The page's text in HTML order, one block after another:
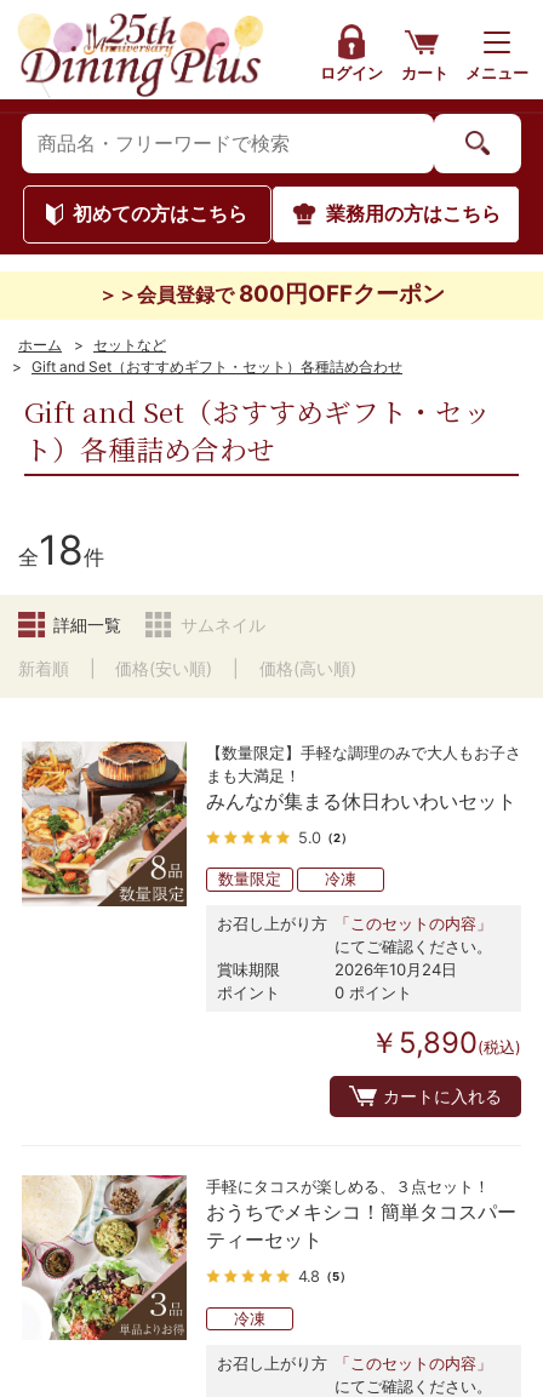
ログイン カート メニュー
初めての方はこちら 業務用の方はこちら
＞＞会員登録で 800円OFFクーポン
ホーム > セットなど
> Gift and Set（おすすめギフト・セット）各種詰め合わせ
Gift and Set（おすすめギフト・セッ
ト）各種詰め合わせ
全18件
詳細一覧 サムネイル
新着順 価格(安い順) 価格(高い順)
【数量限定】手軽な調理のみで大人もお子さ
まも大満足！
みんなが集まる休日わいわいセット
5.0 （2）
数量限定 冷凍
お召し上がり方
「このセットの内容」
にてご確認ください。
賞味期限
2026年10月24日
ポイント
0 ポイント
￥5,890(税込)
カートに入れる
手軽にタコスが楽しめる、３点セット！
おうちでメキシコ！簡単タコスパー
ティーセット
4.8 （5）
冷凍
お召し上がり方
「このセットの内容」
にてご確認ください。